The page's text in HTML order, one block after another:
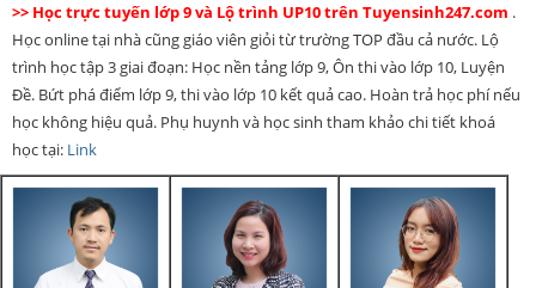
>> Học trực tuyến lớp 9 và Lộ trình UP10 trên Tuyensinh247.com .
Học online tại nhà cũng giáo viên giỏi từ trường TOP đầu cả nước. Lộ
trình học tập 3 giai đoạn: Học nền tảng lớp 9, Ôn thi vào lớp 10, Luyện
Đề. Bứt phá điểm lớp 9, thi vào lớp 10 kết quả cao. Hoàn trả học phí nếu
học không hiệu quả. Phụ huynh và học sinh tham khảo chi tiết khoá
học tại: Link